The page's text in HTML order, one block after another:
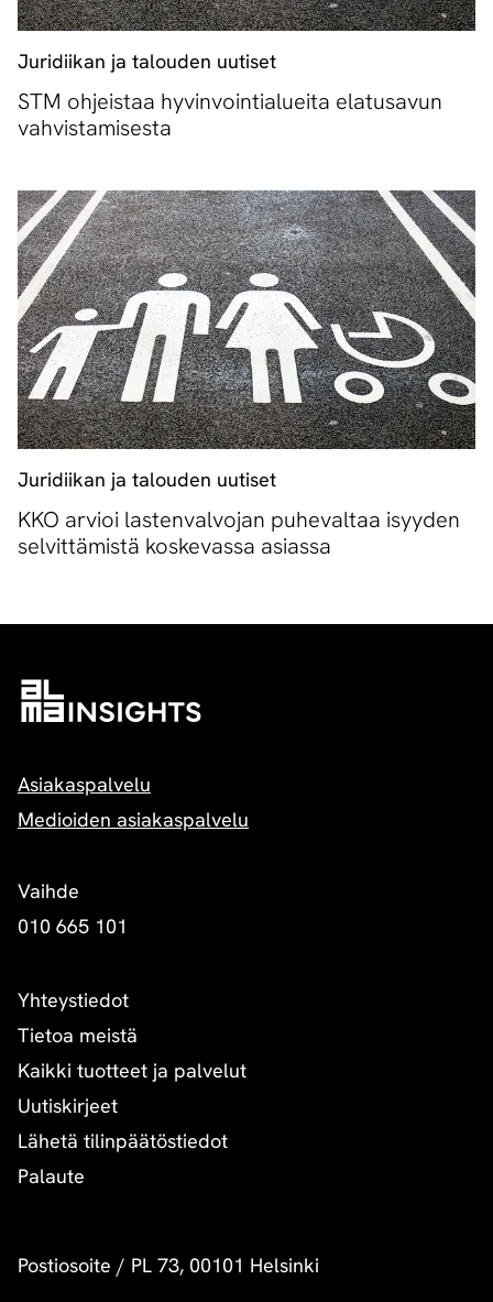
Juridiikan ja talouden uutiset
STM ohjeistaa hyvinvointialueita elatusavun
vahvistamisesta
Juridiikan ja talouden uutiset
KKO arvioi lastenvalvojan puhevaltaa isyyden
selvittämistä koskevassa asiassa
Asiakaspalvelu
Medioiden asiakaspalvelu
Vaihde
010 665 101
Yhteystiedot
Tietoa meistä
Kaikki tuotteet ja palvelut
Uutiskirjeet
Lähetä tilinpäätöstiedot
Palaute
Postiosoite / PL 73, 00101 Helsinki